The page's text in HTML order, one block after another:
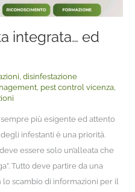
integrata… ed
disinfestazione
, pest control vicenza,
più esigente ed attento
infestanti è una priorità.
essere solo un’alleata che
Tutto deve partire da una
scambio di informazioni per il